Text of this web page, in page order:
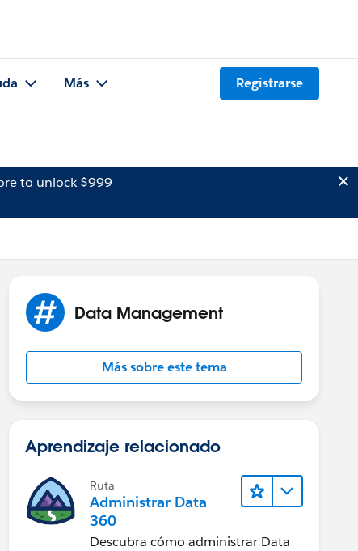
Más Registrarse
to unlock $999
Data Management
Más sobre este tema
Aprendizaje relacionado
Ruta
Administrar Data
360
Descubra cómo administrar Data